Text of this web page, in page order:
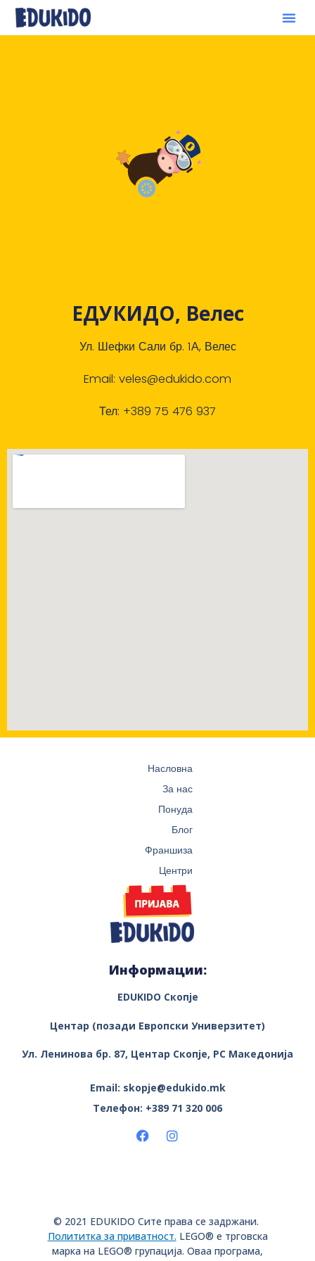
ЕДУКИДО, Велес
Ул. Шефки Сали бр. 1А, Велес
Email: veles@edukido.com
Тел: +389 75 476 937
Информации:
EDUKIDO Скопје
Центар (позади Европски Универзитет)
Ул. Ленинова бр. 87, Центар Скопје, РС Македонија
Email: skopje@edukido.mk
Телефон: +389 71 320 006
Насловна
За нас
Понуда
Блог
Франшиза
Центри
© 2021 EDUKIDO Сите права се задржани.
Полититка за приватност. LEGO® е трговска
марка на LEGO® групација. Оваа програма,